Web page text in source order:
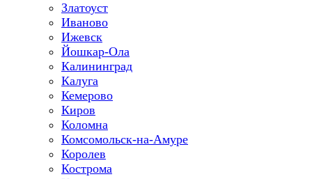
Златоуст
Иваново
Ижевск
Йошкар-Ола
Калининград
Калуга
Кемерово
Киров
Коломна
Комсомольск-на-Амуре
Королев
Кострома